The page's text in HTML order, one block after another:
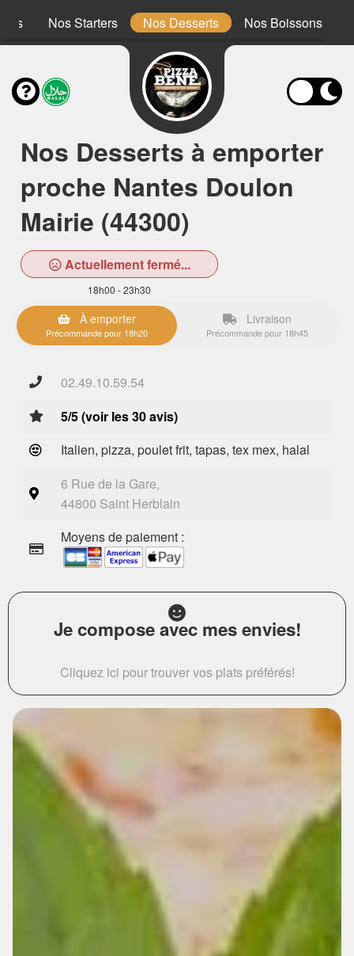
Nos Starters Nos Desserts Nos Boissons
Nos Desserts à emporter
proche Nantes Doulon
Mairie (44300)
Actuellement fermé...
18h00 - 23h30
À emporter
Précommande pour 18h20
Livraison
Précommande pour 18h45
02.49.10.59.54
5/5 (voir les 30 avis)
Italien, pizza, poulet frit, tapas, tex mex, halal
6 Rue de la Gare,
44800 Saint Herblain
Moyens de paiement :
Je compose avec mes envies!
Cliquez ici pour trouver vos plats préférés!